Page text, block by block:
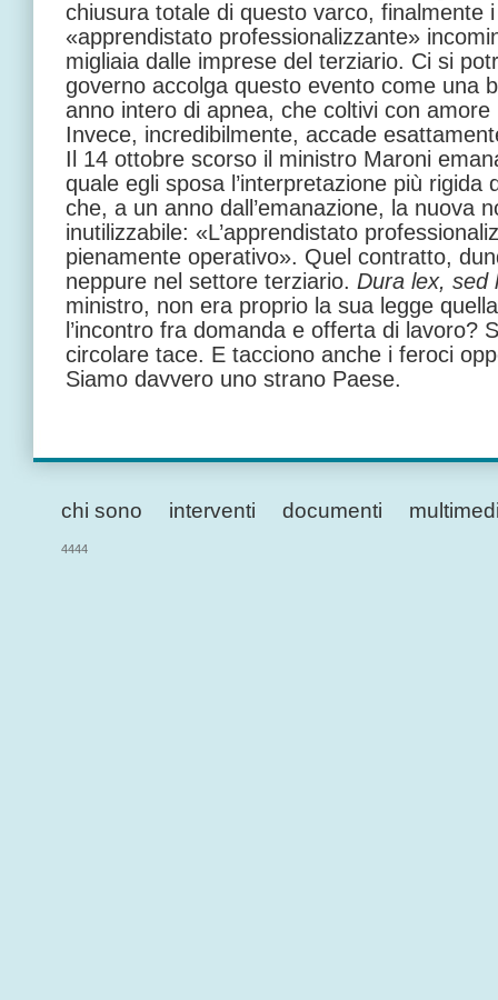
chiusura totale di questo varco, finalmente
«apprendistato professionalizzante»
migliaia dalle imprese del terziario. Ci si
governo accolga questo evento come una
anno intero di apnea, che coltivi con
Invece, incredibilmente, accade
Il 14 ottobre scorso il ministro Maroni
quale egli sposa l’interpretazione più rigida
che, a un anno dall’emanazione, la nuova
inutilizzabile: «L’apprendistato
pienamente operativo». Quel contratto,
neppure nel settore terziario. Dura lex,
ministro, non era proprio la sua legge
l’incontro fra domanda e offerta di lavoro?
circolare tace. E tacciono anche i feroci
Siamo davvero uno strano Paese.
chi sono interventi documenti
4444